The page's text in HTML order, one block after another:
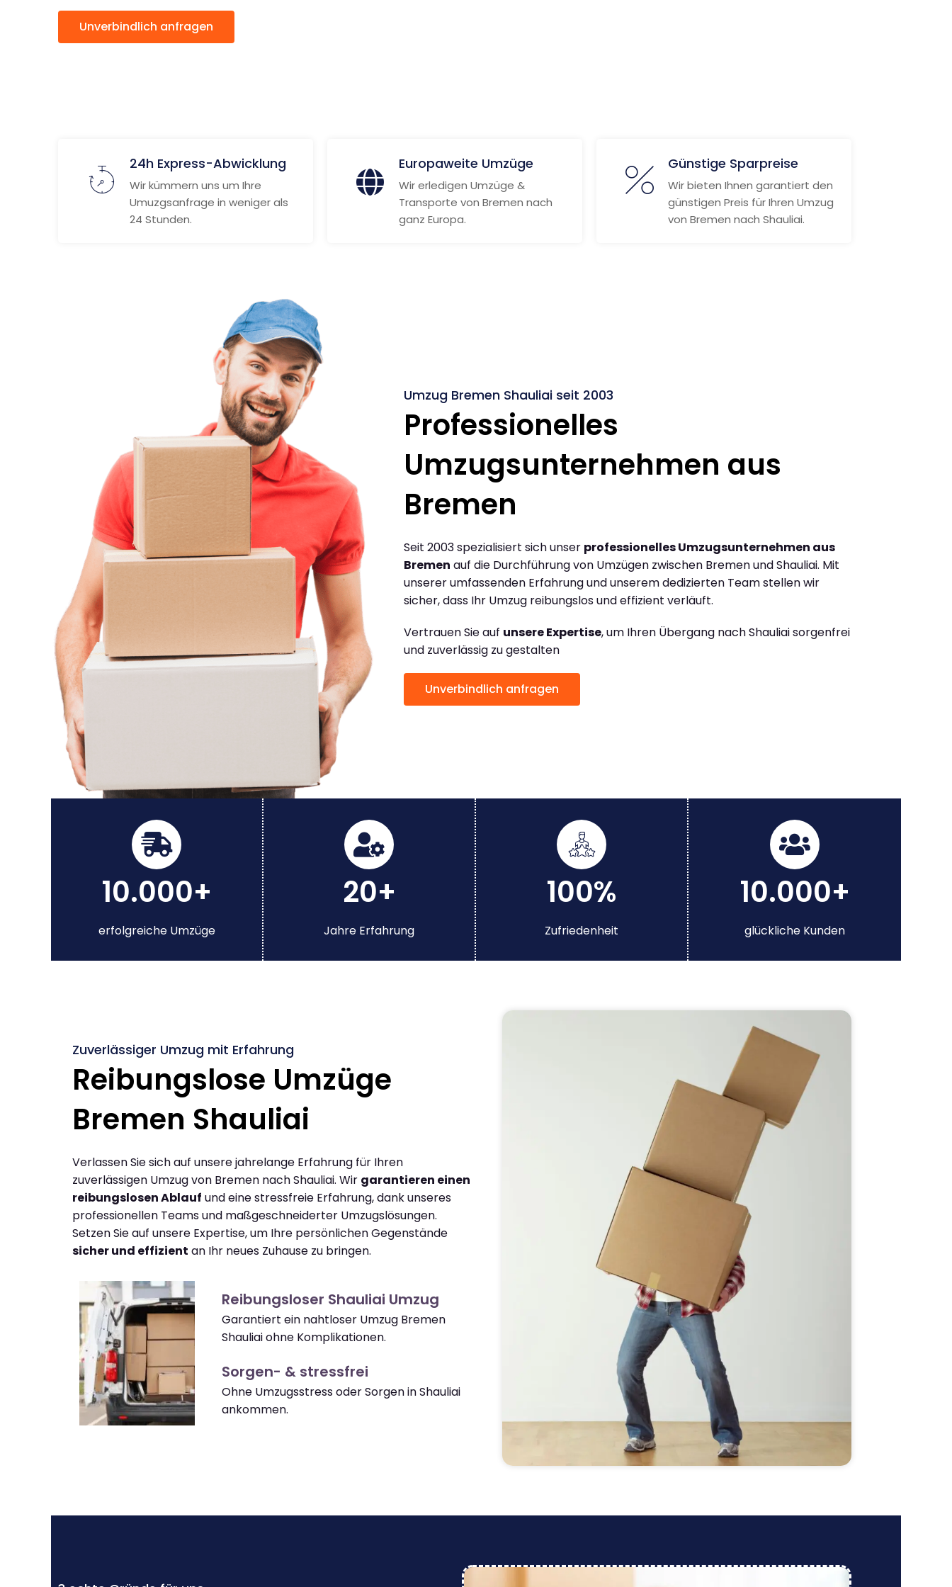
Unverbindlich anfragen
24h Express-Abwicklung
Wir kümmern uns um Ihre
Umuzgsanfrage in weniger als
24 Stunden.
Europaweite Umzüge
Wir erledigen Umzüge &
Transporte von Bremen nach
ganz Europa.
Günstige Sparpreise
Wir bieten Ihnen garantiert den
günstigen Preis für Ihren Umzug
von Bremen nach Shauliai.
Umzug Bremen Shauliai seit 2003
Professionelles
Umzugsunternehmen aus
Bremen
Seit 2003 spezialisiert sich unser professionelles Umzugsunternehmen aus
Bremen auf die Durchführung von Umzügen zwischen Bremen und Shauliai. Mit
unserer umfassenden Erfahrung und unserem dedizierten Team stellen wir
sicher, dass Ihr Umzug reibungslos und effizient verläuft.
Vertrauen Sie auf unsere Expertise, um Ihren Übergang nach Shauliai sorgenfrei
und zuverlässig zu gestalten
Unverbindlich anfragen
10.000+
erfolgreiche Umzüge
20+
Jahre Erfahrung
100%
Zufriedenheit
10.000+
glückliche Kunden
Zuverlässiger Umzug mit Erfahrung
Reibungslose Umzüge
Bremen Shauliai
Verlassen Sie sich auf unsere jahrelange Erfahrung für Ihren
zuverlässigen Umzug von Bremen nach Shauliai. Wir garantieren einen
reibungslosen Ablauf und eine stressfreie Erfahrung, dank unseres
professionellen Teams und maßgeschneiderter Umzugslösungen.
Setzen Sie auf unsere Expertise, um Ihre persönlichen Gegenstände
sicher und effizient an Ihr neues Zuhause zu bringen.
Reibungsloser Shauliai Umzug
Garantiert ein nahtloser Umzug Bremen
Shauliai ohne Komplikationen.
Sorgen- & stressfrei
Ohne Umzugsstress oder Sorgen in Shauliai
ankommen.